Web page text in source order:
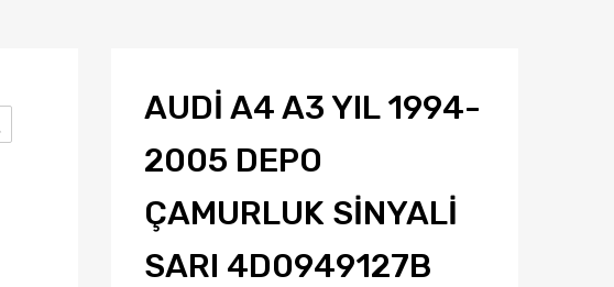
AUDI A4 A3 YIL 1994-
2005 DEPO
ÇAMURLUK SINYALI
SARI 4D0949127B